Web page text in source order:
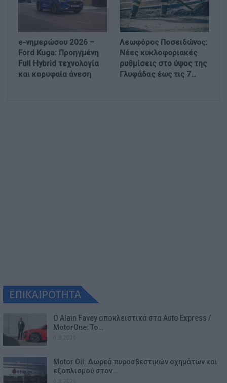
e-νημερώσου 2026 –
Ford Kuga: Προηγμένη
Full Hybrid τεχνολογία
και κορυφαία άνεση
Λεωφόρος Ποσειδώνος:
Νέες κυκλοφοριακές
ρυθμίσεις στο ύψος της
Γλυφάδας έως τις 7…
ΕΠΙΚΑΙΡΟΤΗΤΑ
Ο Alain Favey αποκλειστικά στα Auto Express /
MotorOne: Το…
Motor Oil: Δωρεά πυροσβεστικών οχημάτων και
εξοπλισμού στον…